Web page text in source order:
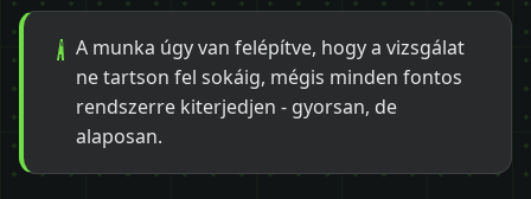
A munka úgy van felépítve, hogy a vizsgálat
ne tartson fel sokáig, mégis minden fontos
rendszerre kiterjedjen - gyorsan, de
alaposan.